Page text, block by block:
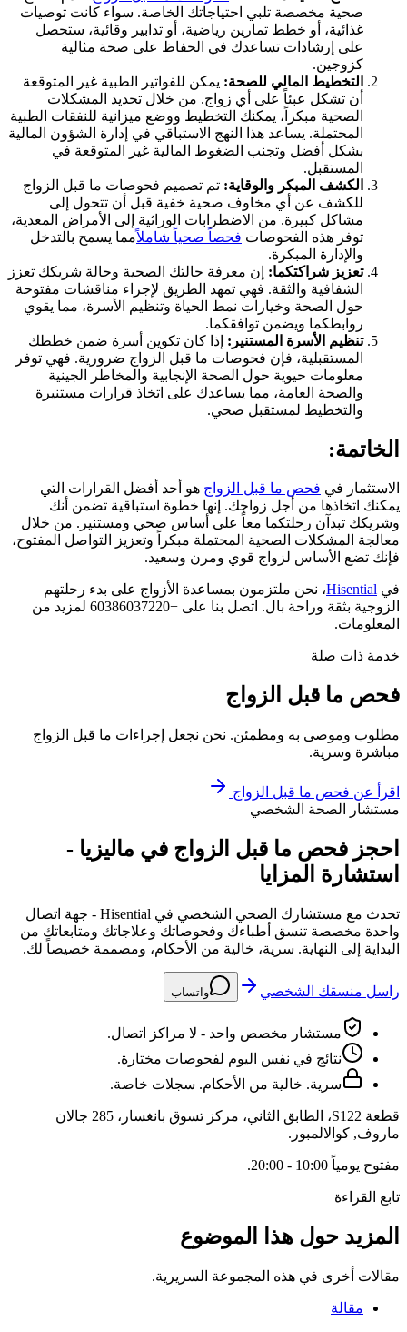
صحية مخصصة تلبي احتياجاتك الخاصة. سواء كانت توصيات
غذائية، أو خطط تمارين رياضية، أو تدابير وقائية، ستحصل
على إرشادات تساعدك في الحفاظ على صحة مثالية
كزوجين.
التخطيط المالي للصحة: يمكن للفواتير الطبية غير المتوقعة
أن تشكل عبئاً على أي زواج. من خلال تحديد المشكلات
الصحية مبكراً، يمكنك التخطيط ووضع ميزانية للنفقات الطبية
المحتملة. يساعد هذا النهج الاستباقي في إدارة الشؤون المالية
بشكل أفضل وتجنب الضغوط المالية غير المتوقعة في
المستقبل.
الكشف المبكر والوقاية: تم تصميم فحوصات ما قبل الزواج
للكشف عن أي مخاوف صحية خفية قبل أن تتحول إلى
مشاكل كبيرة. من الاضطرابات الوراثية إلى الأمراض المعدية،
توفر هذه الفحوصات فحصاً صحياً شاملاًمما يسمح بالتدخل
والإدارة المبكرة.
تعزيز شراكتكما: إن معرفة حالتك الصحية وحالة شريكك تعزز
الشفافية والثقة. فهي تمهد الطريق لإجراء مناقشات مفتوحة
حول الصحة وخيارات نمط الحياة وتنظيم الأسرة، مما يقوي
روابطكما ويضمن توافقكما.
تنظيم الأسرة المستنير: إذا كان تكوين أسرة ضمن خططك
المستقبلية، فإن فحوصات ما قبل الزواج ضرورية. فهي توفر
معلومات حيوية حول الصحة الإنجابية والمخاطر الجينية
والصحة العامة، مما يساعدك على اتخاذ قرارات مستنيرة
والتخطيط لمستقبل صحي.
الخاتمة:
الاستثمار في فحص ما قبل الزواج هو أحد أفضل القرارات التي
يمكنك اتخاذها من أجل زواجك. إنها خطوة استباقية تضمن أنك
وشريكك تبدآن رحلتكما معاً على أساس صحي ومستنير. من خلال
معالجة المشكلات الصحية المحتملة مبكراً وتعزيز التواصل المفتوح،
فإنك تضع الأساس لزواج قوي ومرن وسعيد.
في Hisential، نحن ملتزمون بمساعدة الأزواج على بدء رحلتهم
الزوجية بثقة وراحة بال. اتصل بنا على +60386037220 لمزيد من
المعلومات.
خدمة ذات صلة
فحص ما قبل الزواج
مطلوب وموصى به ومطمئن. نحن نجعل إجراءات ما قبل الزواج
مباشرة وسرية.
اقرأ عن فحص ما قبل الزواج
مستشار الصحة الشخصي
احجز فحص ما قبل الزواج في ماليزيا -
استشارة المزايا
تحدث مع مستشارك الصحي الشخصي في Hisential - جهة اتصال
واحدة مخصصة تنسق أطباءك وفحوصاتك وعلاجاتك ومتابعاتك من
البداية إلى النهاية. سرية، خالية من الأحكام، ومصممة خصيصاً لك.
راسل منسقك الشخصي واتساب
مستشار مخصص واحد - لا مراكز اتصال.
نتائج في نفس اليوم لفحوصات مختارة.
سرية. خالية من الأحكام. سجلات خاصة.
قطعة S122، الطابق الثاني، مركز تسوق بانغسار، 285 جالان
ماروف, كوالالمبور .
مفتوح يومياً 10:00 - 20:00 .
تابع القراءة
المزيد حول هذا الموضوع
مقالات أخرى في هذه المجموعة السريرية.
مقالة